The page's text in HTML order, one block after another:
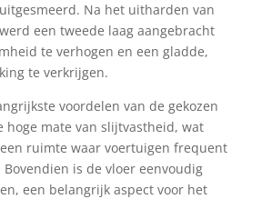
Na het uitharden van
een tweede laag aangebracht
te verhogen en een gladde,
te verkrijgen.
voordelen van de gekozen
hoge mate van slijtvastheid, wat
ruimte waar voertuigen frequent
is de vloer eenvoudig
een belangrijk aspect voor het